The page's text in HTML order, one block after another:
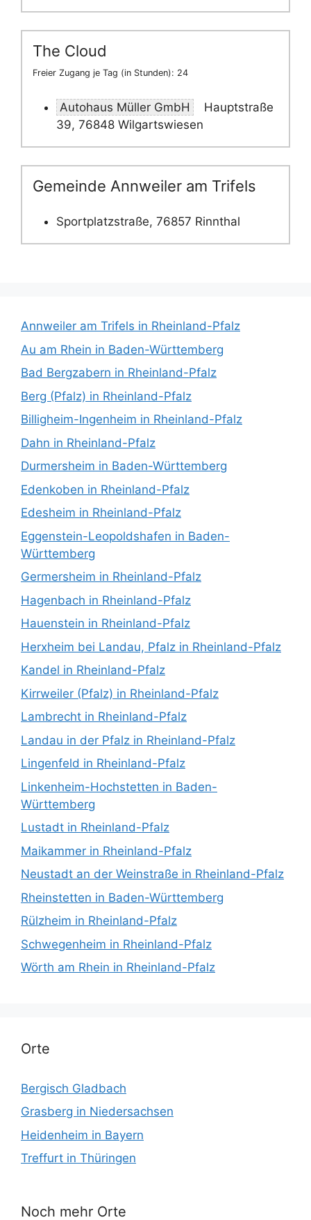
The Cloud
Freier Zugang je Tag (in Stunden): 24
Autohaus Müller GmbH
Hauptstraße
39, 76848 Wilgartswiesen
Gemeinde Annweiler am Trifels
Sportplatzstraße, 76857 Rinnthal
Annweiler am Trifels in Rheinland-Pfalz
Au am Rhein in Baden-Württemberg
Bad Bergzabern in Rheinland-Pfalz
Berg (Pfalz) in Rheinland-Pfalz
Billigheim-Ingenheim in Rheinland-Pfalz
Dahn in Rheinland-Pfalz
Durmersheim in Baden-Württemberg
Edenkoben in Rheinland-Pfalz
Edesheim in Rheinland-Pfalz
Eggenstein-Leopoldshafen in Baden-
Württemberg
Germersheim in Rheinland-Pfalz
Hagenbach in Rheinland-Pfalz
Hauenstein in Rheinland-Pfalz
Herxheim bei Landau, Pfalz in Rheinland-Pfalz
Kandel in Rheinland-Pfalz
Kirrweiler (Pfalz) in Rheinland-Pfalz
Lambrecht in Rheinland-Pfalz
Landau in der Pfalz in Rheinland-Pfalz
Lingenfeld in Rheinland-Pfalz
Linkenheim-Hochstetten in Baden-
Württemberg
Lustadt in Rheinland-Pfalz
Maikammer in Rheinland-Pfalz
Neustadt an der Weinstraße in Rheinland-Pfalz
Rheinstetten in Baden-Württemberg
Rülzheim in Rheinland-Pfalz
Schwegenheim in Rheinland-Pfalz
Wörth am Rhein in Rheinland-Pfalz
Orte
Bergisch Gladbach
Grasberg in Niedersachsen
Heidenheim in Bayern
Treffurt in Thüringen
Noch mehr Orte